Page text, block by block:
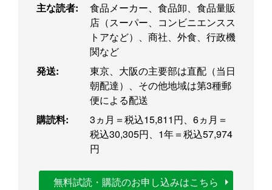
主な読者:
食品メーカー、食品卸、食品量販
店（スーパー、コンビニエンスス
トアなど）、商社、外食、行政機
関など
発送:
東京、大阪の主要部は直配（当日
朝配達）、その他地域は第3種郵
便による配送
購読料:
3ヵ月＝税込15,811円、6ヵ月＝
税込30,305円、1年＝税込57,974
円
無料試読・購読のお申し込みはこちら